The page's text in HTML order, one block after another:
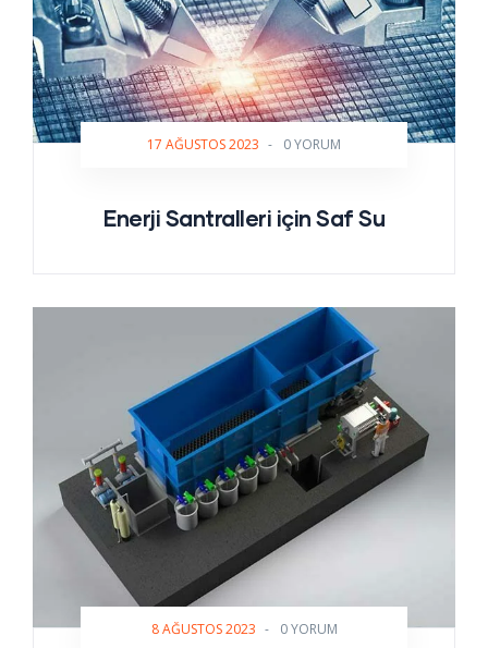
17 AĞUSTOS 2023 - 0 YORUM
Enerji Santralleri için Saf Su
8 AĞUSTOS 2023 - 0 YORUM